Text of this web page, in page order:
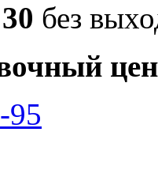
без
95